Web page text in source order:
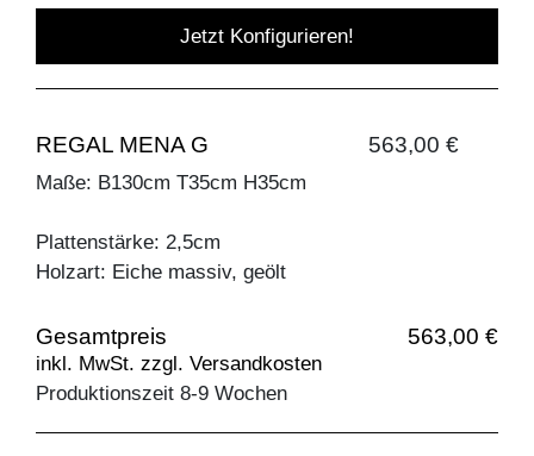
Jetzt Konfigurieren!
REGAL MENA G 563,00 €
Maße: B130cm T35cm H35cm
Plattenstärke: 2,5cm
Holzart: Eiche massiv, geölt
Gesamtpreis 563,00 €
inkl. MwSt. zzgl. Versandkosten
Produktionszeit 8-9 Wochen